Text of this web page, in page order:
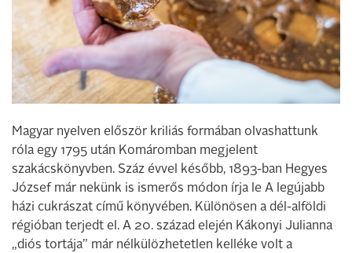
Magyar nyelven először kriliás formában olvashattunk
róla egy 1795 után Komáromban megjelent
szakácskönyvben. Száz évvel később, 1893-ban Hegyes
József már nekünk is ismerős módon írja le A legújabb
házi cukrászat című könyvében. Különösen a dél-alföldi
régióban terjedt el. A 20. század elején Kákonyi Julianna
„diós tortája” már nélkülözhetetlen kelléke volt a